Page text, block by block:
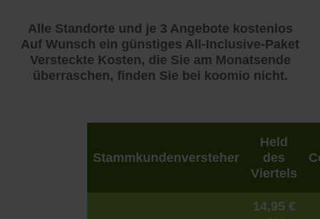
Alle Standorte und je 3 Angebote kostenlos
Auf Wunsch ein günstiges All-Inclusive-Paket
Versteckte Kosten, die Sie am Monatsende
überraschen, finden Sie bei koomio nicht.
Stammkundenversteher
Held
des
Viertels
14,95 €